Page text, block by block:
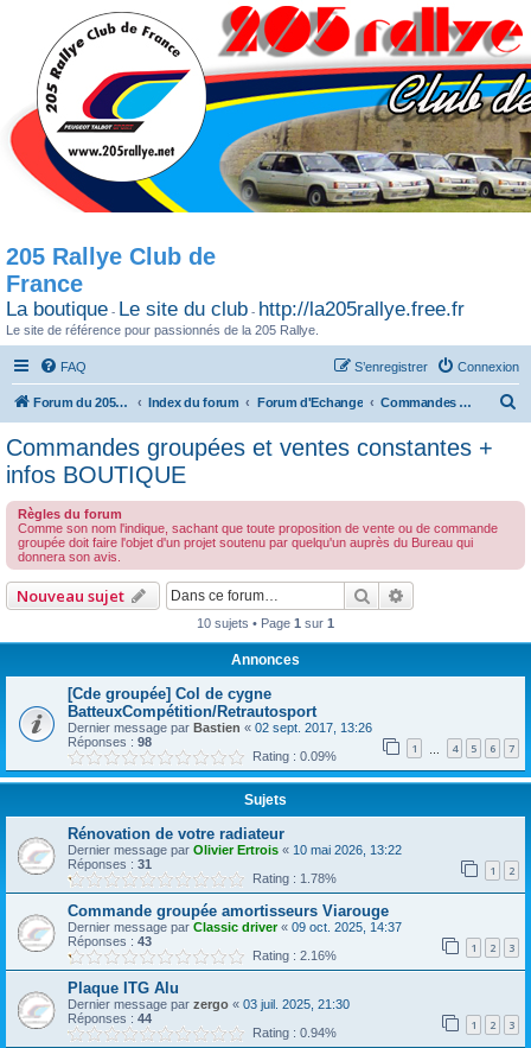
205 Rallye Club de
France
La boutique - Le site du club - http://la205rallye.free.fr
Le site de référence pour passionnés de la 205 Rallye.
FAQ Connexion
S’enregistrer
Forum du 205 Rallye club de France Index du forum Forum d'Echange Commandes groupées et ventes constantes + infos BOUTIQUE
c
Commandes groupées et ventes constantes +
infos BOUTIQUE
Règles du forum
Comme son nom l'indique, sachant que toute proposition de vente ou de commande
groupée doit faire l'objet d'un projet soutenu par quelqu'un auprès du Bureau qui
donnera son avis.
Nouveau sujet Rechercher
10 sujets • Page 1 sur 1
Annonces
[Cde groupée] Col de cygne
BatteuxCompétition/Retrautosport
Dernier message par Bastien « 02 sept. 2017, 13:26
Réponses : 98 1 4 5 6 7
Rating : 0.09%
Sujets
Rénovation de votre radiateur
Dernier message par Olivier Ertrois « 10 mai 2026, 13:22
Réponses : 31 1 2
Rating : 1.78%
Commande groupée amortisseurs Viarouge
Dernier message par Classic driver« 09 oct. 2025, 14:37
Réponses : 43 1 2 3
Rating : 2.16%
Plaque ITG Alu
Dernier message par zergo « 03 juil. 2025, 21:30
Réponses : 44 1 2 3
Rating : 0.94%